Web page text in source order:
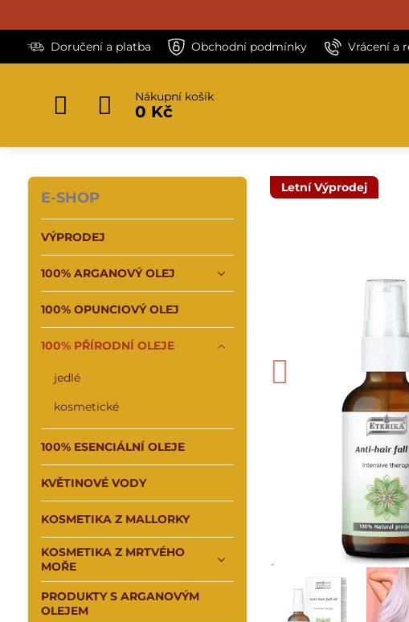
Doručení a platba Obchodní podmínky Vrácení a
Nákupní košík
0 Kč
Letní Výprodej
E-SHOP
VÝPRODEJ
100% ARGANOVÝ OLEJ
100% OPUNCIOVÝ OLEJ
100% PŘÍRODNÍ OLEJE
jedlé
kosmetické
100% ESENCIÁLNÍ OLEJE
KVĚTINOVÉ VODY
KOSMETIKA Z MALLORKY
KOSMETIKA Z MRTVÉHO
MOŘE
PRODUKTY S ARGANOVÝM
OLEJEM